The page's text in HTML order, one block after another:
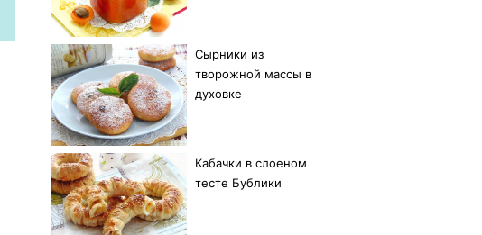
Сырники из
творожной массы в
духовке
Кабачки в слоеном
тесте Бублики